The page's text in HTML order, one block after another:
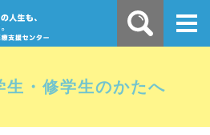
生・修学生のかたへ